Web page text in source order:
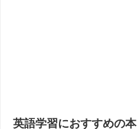
英語学習におすすめの本